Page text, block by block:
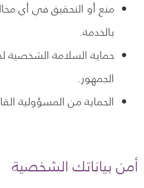
منع أو التحقيق في أي
بالخدمة.
حماية السلامة الشخصية
الجمهور.
الحماية من المسؤولية
أمن بياناتك الشخصية